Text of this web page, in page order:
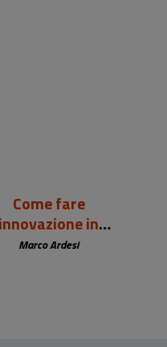
Come fare
innovazione in
biblioteca
Marco Ardesi